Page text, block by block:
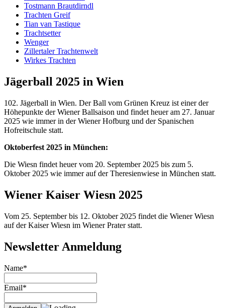
Tostmann Brautdirndl
Trachten Greif
Tian van Tastique
Trachtsetter
Wenger
Zillertaler Trachtenwelt
Wirkes Trachten
Jägerball 2025 in Wien
102. Jägerball in Wien. Der Ball vom Grünen Kreuz ist einer der
Höhepunkte der Wiener Ballsaison und findet heuer am 27. Januar
2025 wie immer in der Wiener Hofburg und der Spanischen
Hofreitschule statt.
Oktoberfest 2025 in München:
Die Wiesn findet heuer vom 20. September 2025 bis zum 5.
Oktober 2025 wie immer auf der Theresienwiese in München statt.
Wiener Kaiser Wiesn 2025
Vom 25. September bis 12. Oktober 2025 findet die Wiener Wiesn
auf der Kaiser Wiesn im Wiener Prater statt.
Newsletter Anmeldung
Name*
Email*